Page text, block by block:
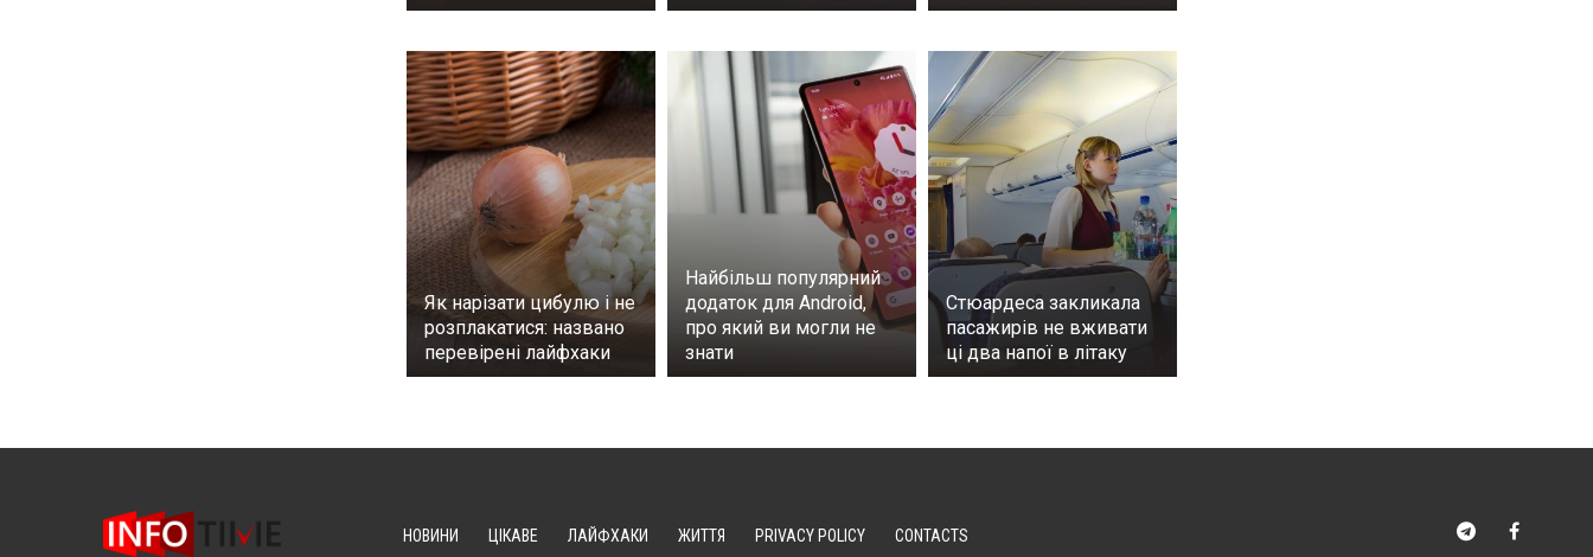
Як нарізати цибулю і не
розплакатися: названо
перевірені лайфхаки
Найбільш популярний
додаток для Android,
про який ви могли не
знати
Стюардеса закликала
пасажирів не вживати
ці два напої в літаку
НОВИНИ ЦІКАВЕ ЛАЙФХАКИ ЖИТТЯ PRIVACY POLICY CONTACTS